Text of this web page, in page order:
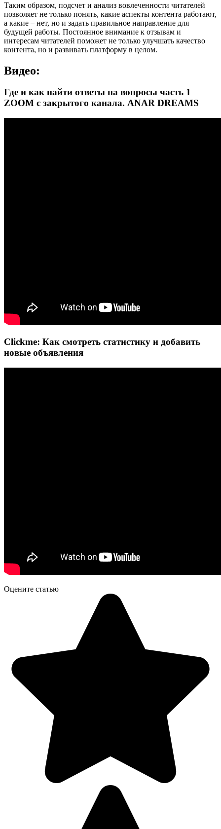
Таким образом, подсчет и анализ вовлеченности читателей
позволяет не только понять, какие аспекты контента работают,
а какие – нет, но и задать правильное направление для
будущей работы. Постоянное внимание к отзывам и
интересам читателей поможет не только улучшать качество
контента, но и развивать платформу в целом.
Видео:
Где и как найти ответы на вопросы часть 1
ZOOM с закрытого канала. ANAR DREAMS
Clickme: Как смотреть статистику и добавить
новые объявления
Оцените статью